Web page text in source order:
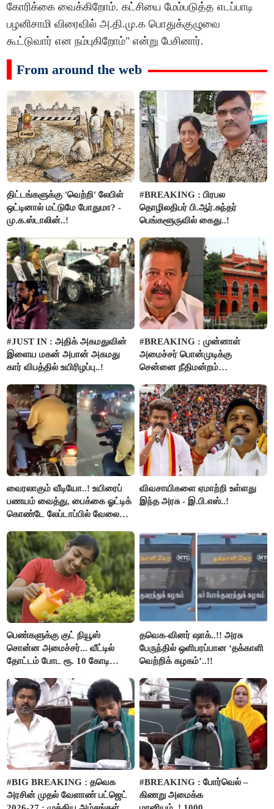
கோரிக்கை வைக்கிறோம். கட்சியை மேம்படுத்த எடப்பாடி
பழனிசாமி விரைவில் அ.தி.மு.க பொதுக்குழுவை
கூட்டுவார் என நம்புகிறோம்" என்று பேசினார்.
From around the web
திட்டங்களுக்கு 'வெற்றி' லேபிள்
ஒட்டினால் மட்டுமே போதுமா? -
மு.க.ஸ்டாலின்..!
#BREAKING : பிரபல
தொழிலதிபர் பி.ஆர்.சுந்தர்
பெங்களூருவில் கைது..!
#JUST IN : அதிக் அகமதுவின்
இளைய மகன் அபான் அகமது
கார் விபத்தில் உயிரிழப்பு..!
#BREAKING : முன்னாள்
அமைச்சர் பொன்முடிக்கு
சென்னை நீதிமன்றம்
வைரலாகும் வீடியோ..! உயிரைப்
பணயம் வைத்து, பைக்கை ஓட்டிக்
கொண்டே லேப்டாப்பில் வேலை
விவசாயிகளை ஏமாற்றி உள்ளது
இந்த அரசு - இ.பி.எஸ்..!
பெண்களுக்கு குட் நியூஸ்
சொன்ன அமைச்சர்... வீட்டில்
தோட்டம் போட ரூ. 10 கோடி
தவெக-வினர் ஷாக்..!! அரசு
பேருந்தில் ஒளிபரப்பான ‘தக்காளி
வெற்றிக் கழகம்’..!!
#BIG BREAKING : தவெக
அரசின் முதல் வேளாண் பட்ஜெட்
#BREAKING : போர்வெல் –
கிணறு அமைக்க